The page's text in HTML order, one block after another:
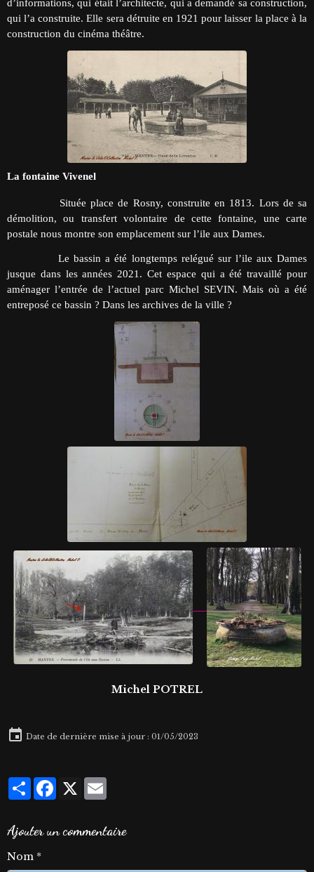
d’informations, qui était l’architecte, qui a demandé sa construction,
qui l’a construite. Elle sera détruite en 1921 pour laisser la place à la
construction du cinéma théâtre.
La fontaine Vivenel
Située place de Rosny, construite en 1813. Lors de sa
démolition, ou transfert volontaire de cette fontaine, une carte
postale nous montre son emplacement sur l’ile aux Dames.
Le bassin a été longtemps relégué sur l’ile aux Dames
jusque dans les années 2021. Cet espace qui a été travaillé pour
aménager l’entrée de l’actuel parc Michel SEVIN. Mais où a été
entreposé ce bassin ? Dans les archives de la ville ?
Michel POTREL
Date de dernière mise à jour : 01/05/2023
PartagerFacebook
X
Ajouter un commentaire
Nom